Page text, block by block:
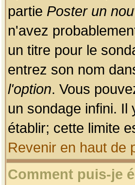
partie Poster un
n'avez
un titre pour le
entrez son nom
l'option. Vous
un sondage infini. Il
établir; cette limite
Revenir en haut de
Comment puis-je